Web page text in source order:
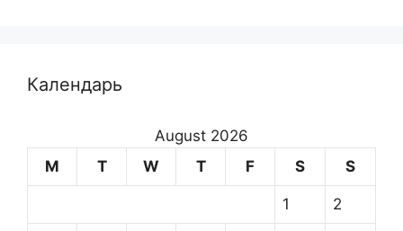
Календарь
August 2026
M
T W T F S S
1 2